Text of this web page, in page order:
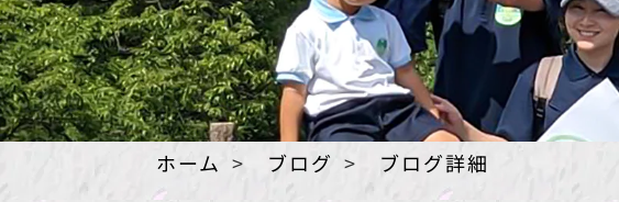
ホーム ブログ ブログ詳細